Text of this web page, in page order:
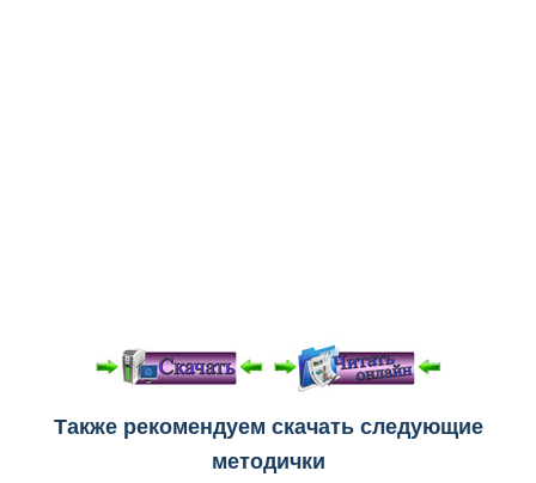
При просмотре в режиме "Читать онлайн" возможны
различные ошибки отображения документа в результате
отсутствия поддержки Вашим браузером шрифтов и
Также рекомендуем скачать следующие
методички